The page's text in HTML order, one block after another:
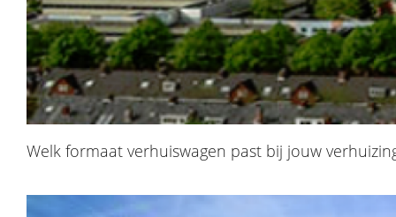
Welk formaat verhuiswagen past bij jouw